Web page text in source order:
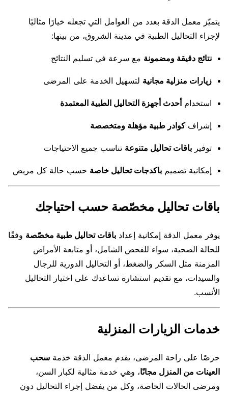
يتميّز معمل الدقة بعدد من العوامل التي تجعله خيارًا مثاليًا
لإجراء التحاليل الطبية في مدينة الشروق، من بينها:
نتائج دقيقة ومضمونة مع سرعة في تسليم النتائج
زيارات منزلية مجانية لتسهيل الخدمة على المرضى
استخدامأحدث أجهزة التحاليل الطبية المعتمدة
إشرافكوادر طبية مؤهلة ومتخصصة
توفير باقات تحاليل متنوعة تناسب جميع الاحتياجات
إمكانية تصميم باكدجات تحاليل خاصة حسب حالة كل مريض
باقات تحاليل مخصّصة حسب احتياجك
يوفر معمل الدقة إمكانية إعداد باقات تحاليل طبية مخصّصة وفقًا
للحالة الصحية، سواء للفحص الشامل، أو متابعة الأمراض
المزمنة مثل السكر والضغط، أو التحاليل الدورية للرجال
والسيدات، مع تقديم استشارة تساعدك على اختيار التحاليل
الأنسب.
خدمات الزيارات المنزلية
حرصًا على راحة المرضى، يقدم معمل الدقة خدمة سحب
العينات من المنزل مجانًا، وهي خدمة مثالية لكبار السن،
ومرضى الحالات الخاصة، وكل من يفضل إجراء التحاليل دون